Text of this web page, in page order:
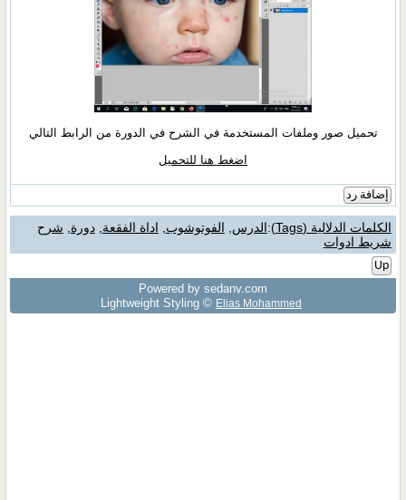
تحميل صور وملفات المستخدمة في الشرح في الدورة من الرابط التالي
اضغط هنا للتحميل
إضافة رد
الكلمات الدلالية (Tags) :الدرس الفوتوشوب اداة الفقعة ,دورة
شرح
شريط ادوات
Up
Powered by sedany.com
Lightweight Styling © Elias Mohammed